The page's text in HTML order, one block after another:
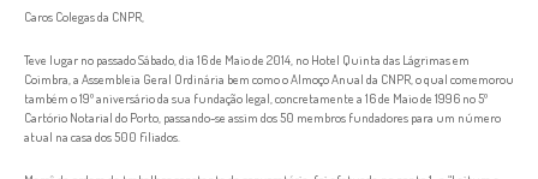
Caros Colegas da CNPR,
Teve lugar no passado Sábado, dia 16 de Maio de 2014, no Hotel Quinta das Lágrimas em
Coimbra, a Assembleia Geral Ordinária bem como o Almoço Anual da CNPR, o qual comemorou
também o 19º aniversário da sua fundação legal, concretamente a 16 de Maio de 1996 no 5º
Cartório Notarial do Porto, passando-se assim dos 50 membros fundadores para um número
atual na casa dos 500 filiados.